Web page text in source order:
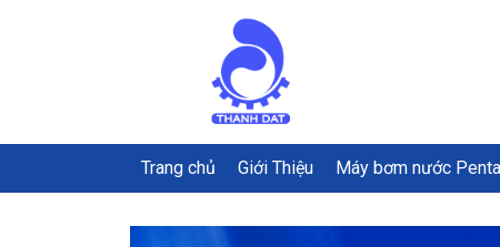
Trang chủ Giới Thiệu Máy bơm nước